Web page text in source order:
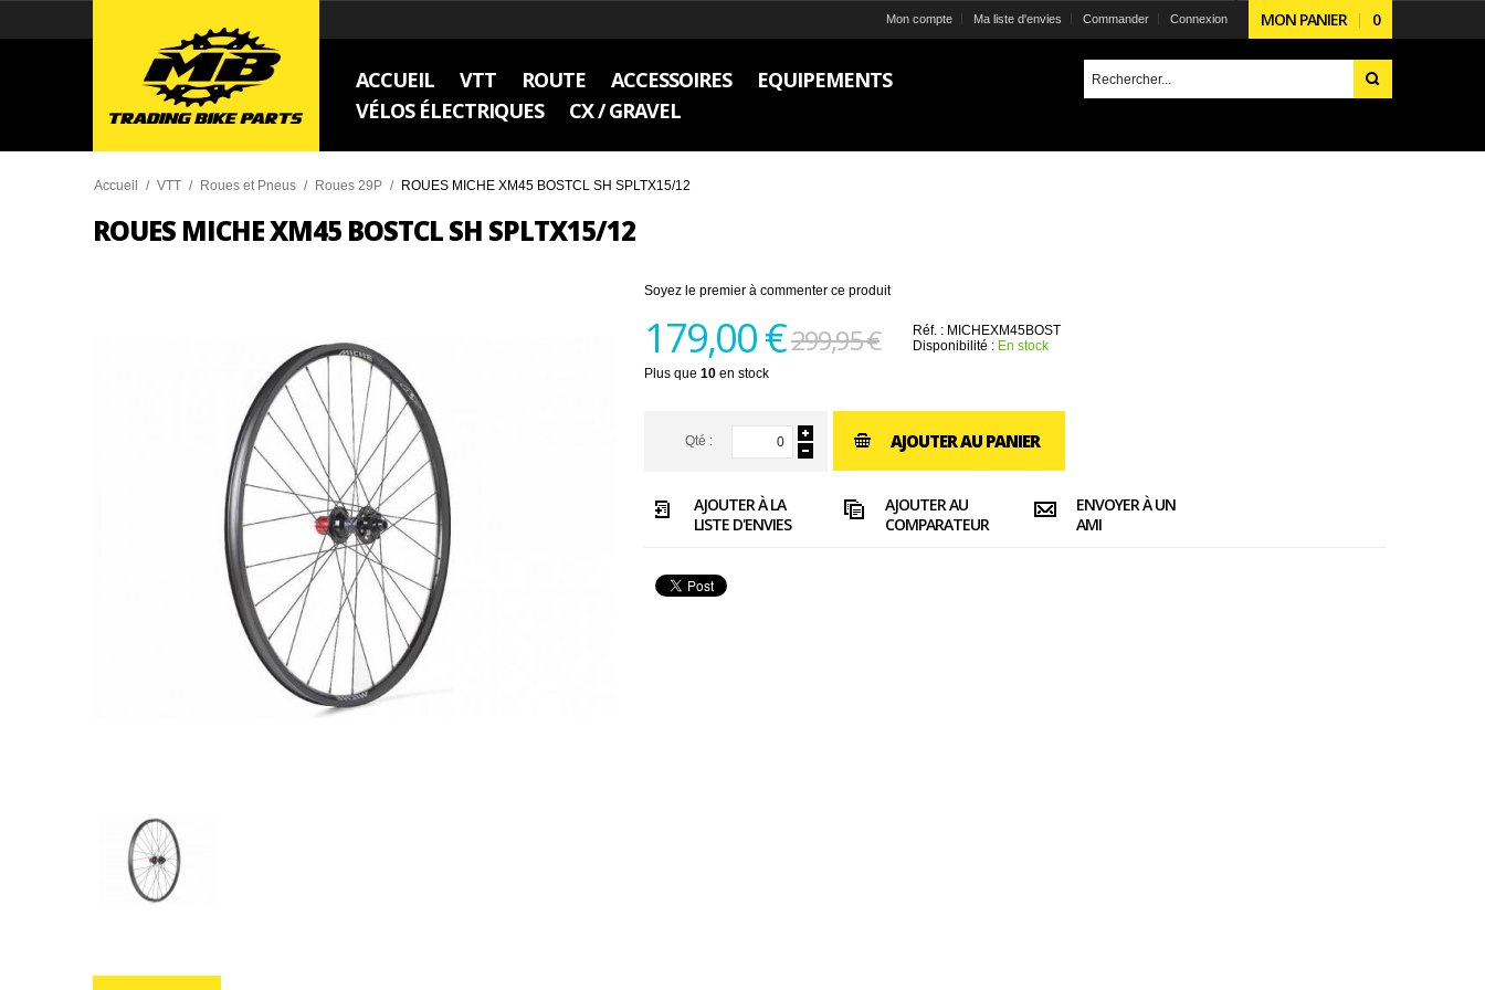
MON PANIER 0
Mon compte Ma liste d'envies Commander Connexion
ACCUEIL VTT ROUTE ACCESSOIRES
EQUIPEMENTS
VÉLOS ÉLECTRIQUES
CX / GRAVEL
Accueil / VTT / Roues et Pneus / Roues 29P / ROUES MICHE XM45 BOSTCL SH SPLTX15/12
ROUES MICHE XM45 BOSTCL SH SPLTX15/12
Soyez le premier à commenter ce produit
179,00 €299,95 € Réf. : MICHEXM45BOST
Disponibilité : En stock
Plus que 10 en stock
Qté : AJOUTER AU PANIER
AJOUTER À LA
LISTE D'ENVIES
AJOUTER AU
COMPARATEUR
ENVOYER À UN
AMI